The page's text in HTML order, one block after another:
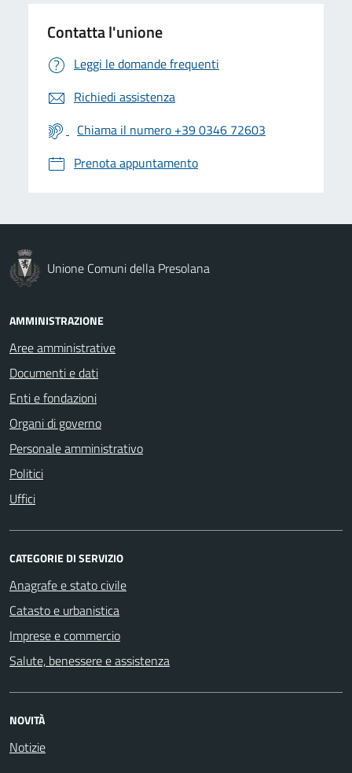
Contatta l'unione
Leggi le domande frequenti
Richiedi assistenza
Chiama il numero +39 0346 72603
Prenota appuntamento
Unione Comuni della Presolana
AMMINISTRAZIONE
Aree amministrative
Documenti e dati
Enti e fondazioni
Organi di governo
Personale amministrativo
Politici
Uffici
CATEGORIE DI SERVIZIO
Anagrafe e stato civile
Catasto e urbanistica
Imprese e commercio
Salute, benessere e assistenza
NOVITÀ
Notizie